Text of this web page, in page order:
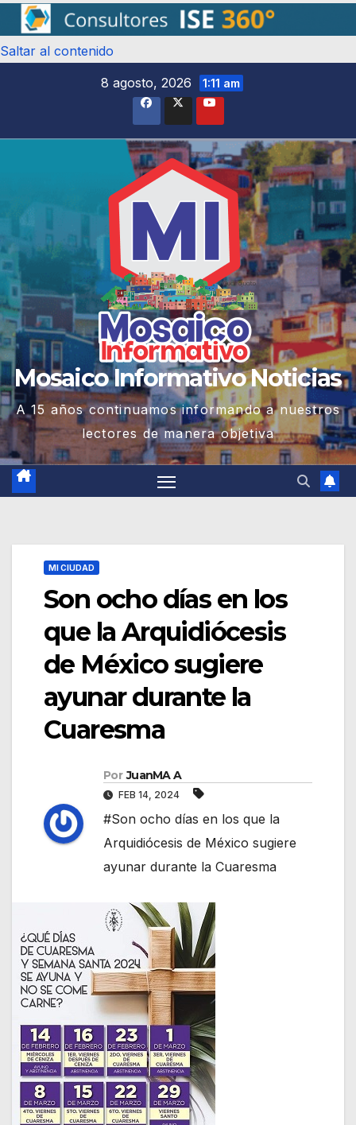
Saltar al contenido
8 agosto, 2026
1:11 am
Mosaico Informativo Noticias
A 15 años continuamos informando a nuestros
lectores de manera objetiva
MI CIUDAD
Son ocho días en los
que la Arquidiócesis
de México sugiere
ayunar durante la
Cuaresma
Por JuanMA A
FEB 14, 2024
#Son ocho días en los que la
Arquidiócesis de México sugiere
ayunar durante la Cuaresma